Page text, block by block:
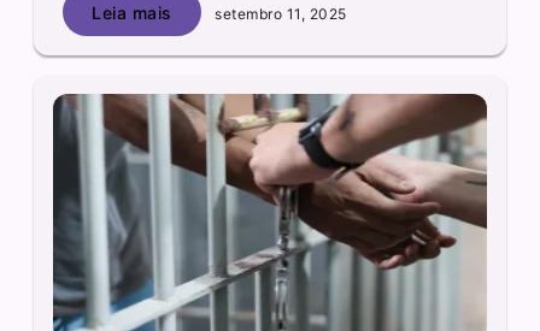
Leia mais setembro 11, 2025